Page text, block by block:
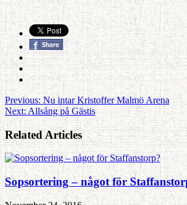
Previous:Nu intar Kristoffer Malmö Arena
Next:Allsång på Gästis
Related Articles
Sopsortering – något för